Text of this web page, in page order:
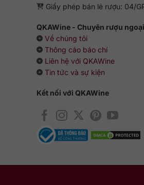
Giấy phép bán lẻ rượu: 04/
QKAWine - Chuyên rượu
Về chúng tôi
Thông cáo báo chí
Liên hệ với QKAWine
Tin tức và sự kiện
Kết nối với QKAWine